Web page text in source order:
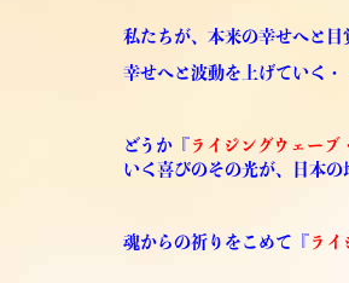
私たちが、本来の幸せへと目
幸せへと波動を上げていく・
どうか『 ライジングウェーブ
いく喜びのその光が、日本の
魂からの祈りをこめて『 ライ